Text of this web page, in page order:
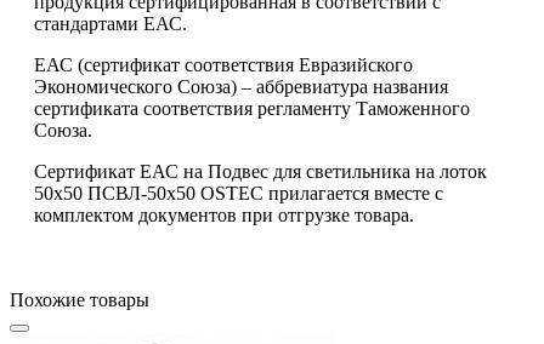
стандартами ЕАС.
ЕАС (сертификат соответствия Евразийского
Экономического Союза) – аббревиатура названия
сертификата соответствия регламенту Таможенного
Союза.
Сертификат ЕАС на Подвес для светильника на лоток
50х50 ПСВЛ-50х50 OSTEC прилагается вместе с
комплектом документов при отгрузке товара.
Похожие товары